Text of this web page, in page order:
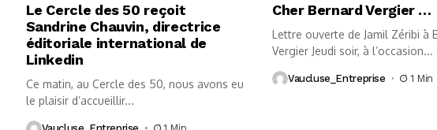
Le Cercle des 50 reçoit
Sandrine Chauvin, directrice
éditoriale international de
Linkedin
Ce matin, au Cercle des 50, nous avons eu
le plaisir d’accueillir...
Cher Bernard Vergier …
Lettre ouverte de Jamil Zéribi à
Vergier Jeudi soir, à l’occasion...
Vaucluse_Entreprise 1 Min